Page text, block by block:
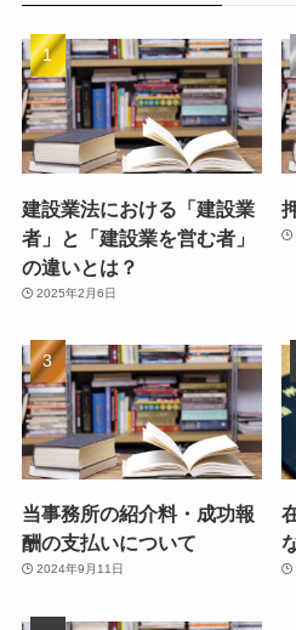
建設業法における「建設業
者」と「建設業を営む者」
の違いとは？
2025年2月6日
当事務所の紹介料・成功報
酬の支払いについて
2024年9月11日